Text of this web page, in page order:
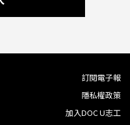
訂閱電子報
隱私權政策
加入DOC U志工